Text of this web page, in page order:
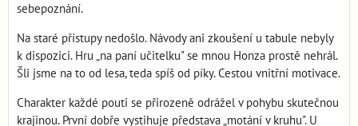
sebepoznání.
Na staré přístupy nedošlo. Návody ani zkoušení u tabule nebyly
k dispozici. Hru „na paní učitelku" se mnou Honza prostě nehrál.
Šli jsme na to od lesa, teda spíš od píky. Cestou vnitřní motivace.
Charakter každé pouti se přirozeně odrážel v pohybu skutečnou
krajinou. První dobře vystihuje představa „motání v kruhu". U